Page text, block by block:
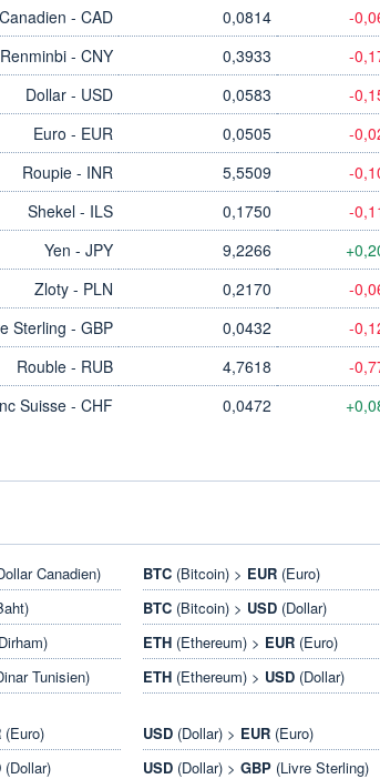
- CAD 0,0814 -
- CNY 0,3933 -
Dollar - USD 0,0583 -
Euro - EUR 0,0505 -
Roupie - INR 5,5509 -
Shekel - ILS 0,1750 -
Yen - JPY 9,2266
Zloty - PLN 0,2170 -
Sterling - GBP 0,0432 -
Rouble - RUB 4,7618 -
Suisse - CHF 0,0472
Canadien)
Tunisien)
BTC (Bitcoin) > EUR (Euro)
BTC (Bitcoin) > USD (Dollar)
ETH (Ethereum) > EUR (Euro)
ETH (Ethereum) > USD (Dollar)
(Euro)
(Dollar)
USD (Dollar) > EUR (Euro)
USD (Dollar) >GBP (Livre Sterling)